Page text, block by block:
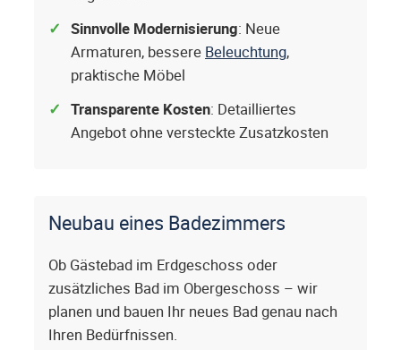
Sinnvolle Modernisierung: Neue
Armaturen, bessere Beleuchtung,
praktische Möbel
Transparente Kosten: Detailliertes
Angebot ohne versteckte Zusatzkosten
Neubau eines Badezimmers
Ob Gästebad im Erdgeschoss oder
zusätzliches Bad im Obergeschoss – wir
planen und bauen Ihr neues Bad genau nach
Ihren Bedürfnissen.